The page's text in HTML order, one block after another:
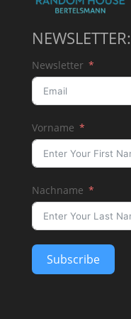
NEWSLETTER:
Newsletter
Vorname
Nachname
Subscribe